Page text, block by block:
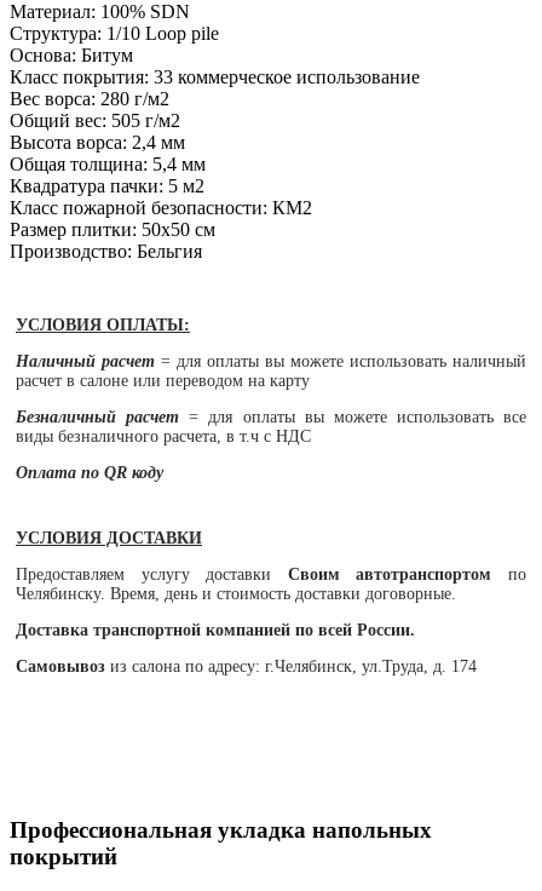
Материал: 100% SDN
Структура: 1/10 Loop pile
Основа: Битум
Класс покрытия: 33 коммерческое использование
Вес ворса: 280 г/м2
Общий вес: 505 г/м2
Высота ворса: 2,4 мм
Общая толщина: 5,4 мм
Квадратура пачки: 5 м2
Класс пожарной безопасности: КМ2
Размер плитки: 50х50 см
Производство: Бельгия
УСЛОВИЯ ОПЛАТЫ:
Наличный расчет = для оплаты вы можете использовать наличный
расчет в салоне или переводом на карту
Безналичный расчет = для оплаты вы можете использовать все
виды безналичного расчета, в т.ч с НДС
Оплата по QR коду
УСЛОВИЯ ДОСТАВКИ
Предоставляем услугу доставки Своим автотранспортом по
Челябинску. Время, день и стоимость доставки договорные.
Доставка транспортной компанией по всей России.
Самовывоз из салона по адресу: г.Челябинск, ул.Труда, д. 174
Профессиональная укладка напольных
покрытий